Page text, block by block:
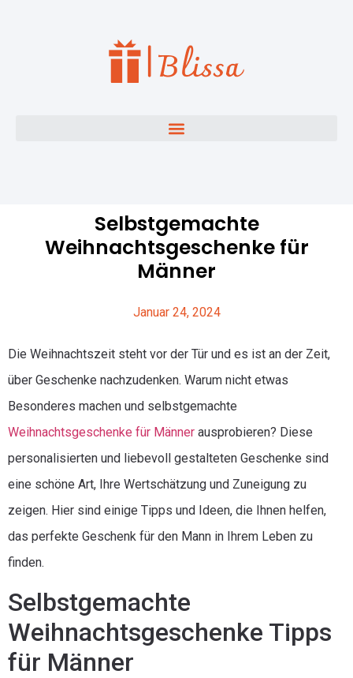
Selbstgemachte
Weihnachtsgeschenke für
Männer
Januar 24, 2024
Die Weihnachtszeit steht vor der Tür und es ist an der Zeit,
über Geschenke nachzudenken. Warum nicht etwas
Besonderes machen und selbstgemachte
Weihnachtsgeschenke für Männer ausprobieren? Diese
personalisierten und liebevoll gestalteten Geschenke sind
eine schöne Art, Ihre Wertschätzung und Zuneigung zu
zeigen. Hier sind einige Tipps und Ideen, die Ihnen helfen,
das perfekte Geschenk für den Mann in Ihrem Leben zu
finden.
Selbstgemachte
Weihnachtsgeschenke Tipps
für Männer